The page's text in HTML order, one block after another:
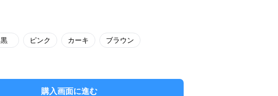
黒 ピンク カーキ ブラウン
購入画面に進む